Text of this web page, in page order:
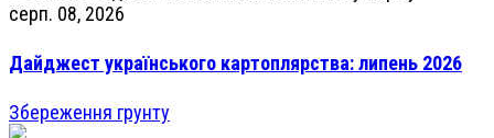
серп. 08, 2026
Дайджест українського картоплярства: липень 2026
Збереження грунту